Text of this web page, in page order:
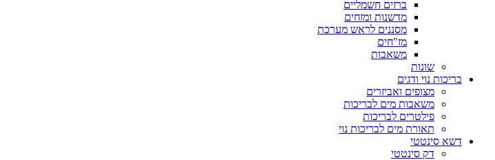
ברזים חשמליים
מדשנות ומזחים
מסננים לראש מערכת
מז"חים
משאבות
שונות
בריכות נוי ודגים
מצופים ואביזרים
משאבות מים לבריכות
פילטרים לבריכות
תאורת מים לבריכות נוי
דשא סינטטי
דק סינטטי